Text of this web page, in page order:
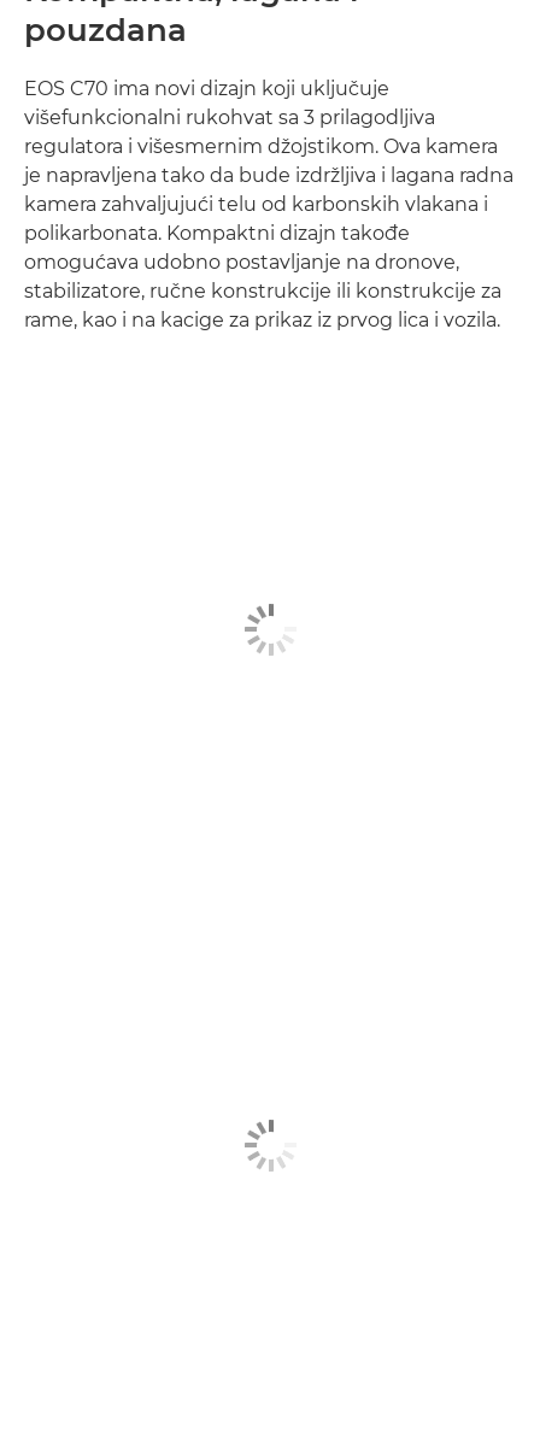
pouzdana
EOS C70 ima novi dizajn koji uključuje
višefunkcionalni rukohvat sa 3 prilagodljiva
regulatora i višesmernim džojstikom. Ova kamera
je napravljena tako da bude izdržljiva i lagana radna
kamera zahvaljujući telu od karbonskih vlakana i
polikarbonata. Kompaktni dizajn takođe
omogućava udobno postavljanje na dronove,
stabilizatore, ručne konstrukcije ili konstrukcije za
rame, kao i na kacige za prikaz iz prvog lica i vozila.